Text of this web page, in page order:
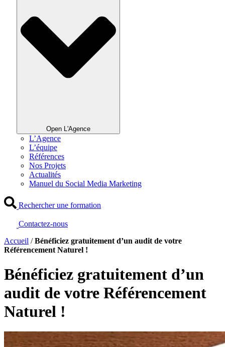
Open L'Agence
L’Agence
L’équipe
Références
Nos Projets
Actualités
Manuel du Social Media Marketing
Rechercher une formation
Contactez-nous
Accueil /Bénéficiez gratuitement d’un audit de votre
Référencement Naturel !
Bénéficiez gratuitement d’un
audit de votre Référencement
Naturel !